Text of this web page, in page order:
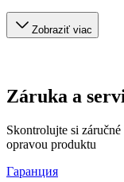
Zobraziť viac
Záruka a
Skontrolujte si
opravou produktu
Гаранция